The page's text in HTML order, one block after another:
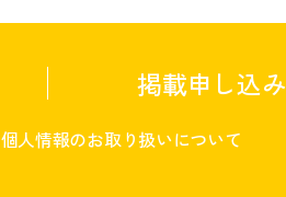
掲載申し込み
個人情報のお取り扱いについて